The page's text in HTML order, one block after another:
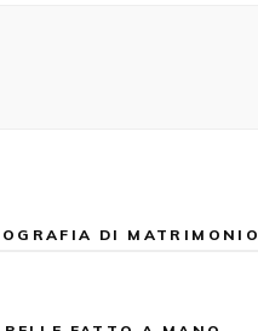
DI MATRIMONIO